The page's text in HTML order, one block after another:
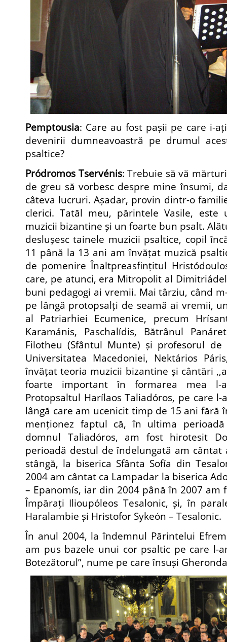
Pemptousia: Care au fost pașii pe care i-
devenirii dumneavoastră pe drumul
psaltice?
Pródromos Tservénis: Trebuie să vă
de greu să vorbesc despre mine însumi,
câteva lucruri. Așadar, provin dintr-o
clerici. Tatăl meu, părintele Vasile, este
muzicii bizantine și un foarte bun psalt.
deslușesc tainele muzicii psaltice, copil
11 până la 13 ani am învățat muzică
de pomenire Înaltpreasfințitul
care, pe atunci, era Mitropolit al
buni pedagogi ai vremii. Mai târziu, când
pe lângă protopsalți de seamă ai vremii,
al Patriarhiei Ecumenice, precum
Karamánis, Paschalídis, Bătrânul
Filotheu (Sfântul Munte) și profesorul
Universitatea Macedoniei, Nektários
învățat teoria muzicii bizantine și cântări
foarte important în formarea mea l-
Protopsaltul Harílaos Taliadóros, pe care
lângă care am ucenicit timp de 15 ani fără
menționez faptul că, în ultima
domnul Taliadóros, am fost hirotesit
perioadă destul de îndelungată am
stângă, la biserica Sfânta Sofía din
2004 am cântat ca Lampadar la biserica
– Epanomís, iar din 2004 până în 2007 am
Împărați Ilioupóleos Tesalonic, și, în
Haralambie și Hristofor Sykeón – Tesalonic.
În anul 2004, la îndemnul Părintelui
am pus bazele unui cor psaltic pe care l-
Botezătorul”, nume pe care însuși